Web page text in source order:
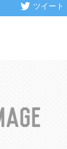
ツイート